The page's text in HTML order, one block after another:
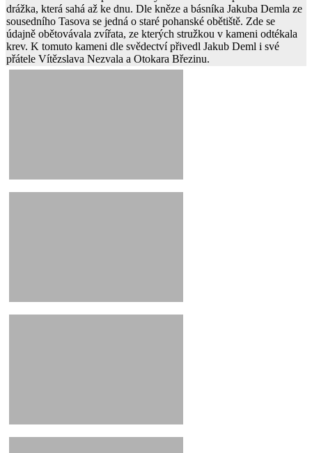
drážka, která sahá až ke dnu. Dle kněze a básníka Jakuba Demla ze
sousedního Tasova se jedná o staré pohanské obětiště. Zde se
údajně obětovávala zvířata, ze kterých stružkou v kameni odtékala
krev. K tomuto kameni dle svědectví přivedl Jakub Deml i své
přátele Vítězslava Nezvala a Otokara Březinu.